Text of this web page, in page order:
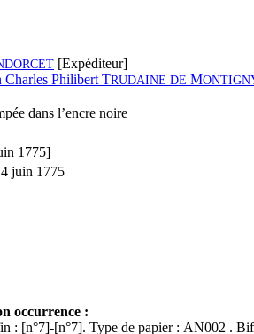
[Expéditeur]
Charles Philibert TRUDAINE DE M
dans l’encre noire
1775]
juin 1775
occurrence :